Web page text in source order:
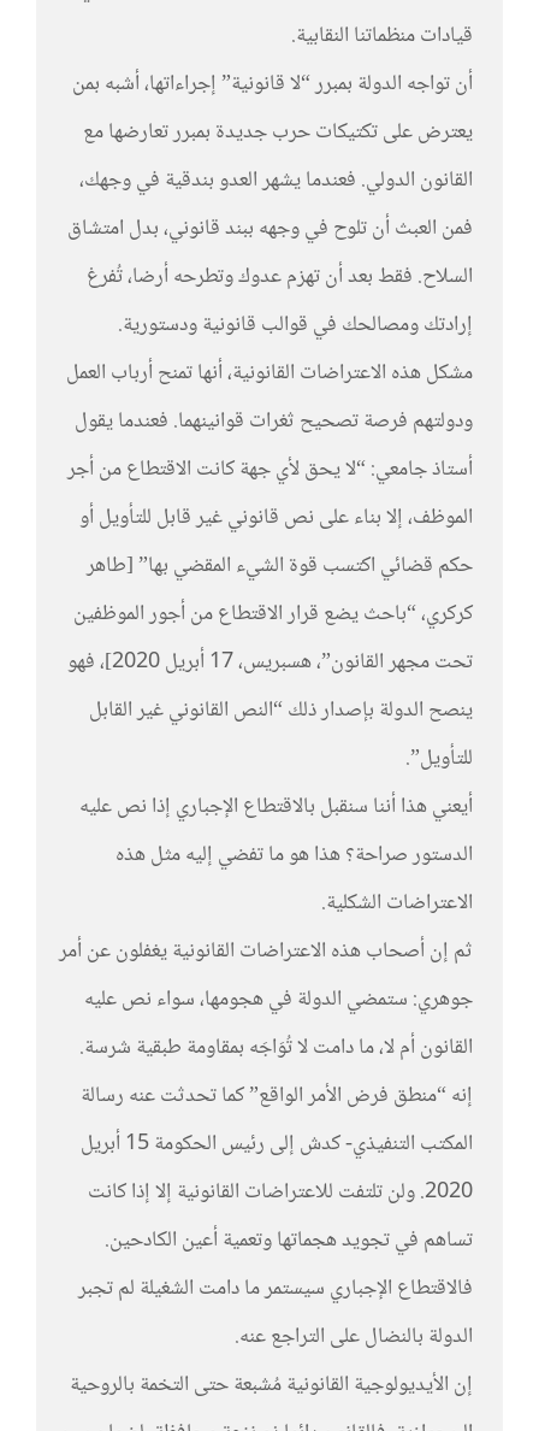
قيادات منظماتنا النقابية.
أن تواجه الدولة بمبرر “لا قانونية” إجراءاتها، أشبه بمن
يعترض على تكتيكات حرب جديدة بمبرر تعارضها مع
القانون الدولي. فعندما يشهر العدو بندقية في وجهك،
فمن العبث أن تلوح في وجهه ببند قانوني، بدل امتشاق
السلاح. فقط بعد أن تهزم عدوك وتطرحه أرضا، تُفرغ
إرادتك ومصالحك في قوالب قانونية ودستورية.
مشكل هذه الاعتراضات القانونية، أنها تمنح أرباب العمل
ودولتهم فرصة تصحيح ثغرات قوانينهما. فعندما يقول
أستاذ جامعي: “لا يحق لأي جهة كانت الاقتطاع من أجر
الموظف، إلا بناء على نص قانوني غير قابل للتأويل أو
حكم قضائي اكتسب قوة الشيء المقضي بها” [طاهر
كركري، “باحث يضع قرار الاقتطاع من أجور الموظفين
تحت مجهر القانون”، هسبريس، 17 أبريل 2020]، فهو
ينصح الدولة بإصدار ذلك “النص القانوني غير القابل
للتأويل”.
أيعني هذا أننا سنقبل بالاقتطاع الإجباري إذا نص عليه
الدستور صراحة؟ هذا هو ما تفضي إليه مثل هذه
الاعتراضات الشكلية.
ثم إن أصحاب هذه الاعتراضات القانونية يغفلون عن أمر
جوهري: ستمضي الدولة في هجومها، سواء نص عليه
القانون أم لا، ما دامت لا تُوَاجَه بمقاومة طبقية شرسة.
إنه “منطق فرض الأمر الواقع” كما تحدثت عنه رسالة
المكتب التنفيذي- كدش إلى رئيس الحكومة 15 أبريل
2020. ولن تلتفت للاعتراضات القانونية إلا إذا كانت
تساهم في تجويد هجماتها وتعمية أعين الكادحين.
فالاقتطاع الإجباري سيستمر ما دامت الشغيلة لم تجبر
الدولة بالنضال على التراجع عنه.
إن الأيديولوجية القانونية مُشبعة حتى التخمة بالروحية